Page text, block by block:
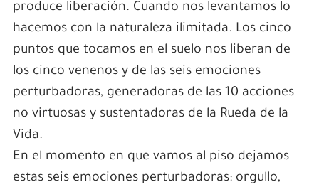
produce liberación. Cuando nos levantamos lo
hacemos con la naturaleza ilimitada. Los cinco
puntos que tocamos en el suelo nos liberan de
los cinco venenos y de las seis emociones
perturbadoras, generadoras de las 10 acciones
no virtuosas y sustentadoras de la Rueda de la
Vida.
En el momento en que vamos al piso dejamos
estas seis emociones perturbadoras: orgullo,